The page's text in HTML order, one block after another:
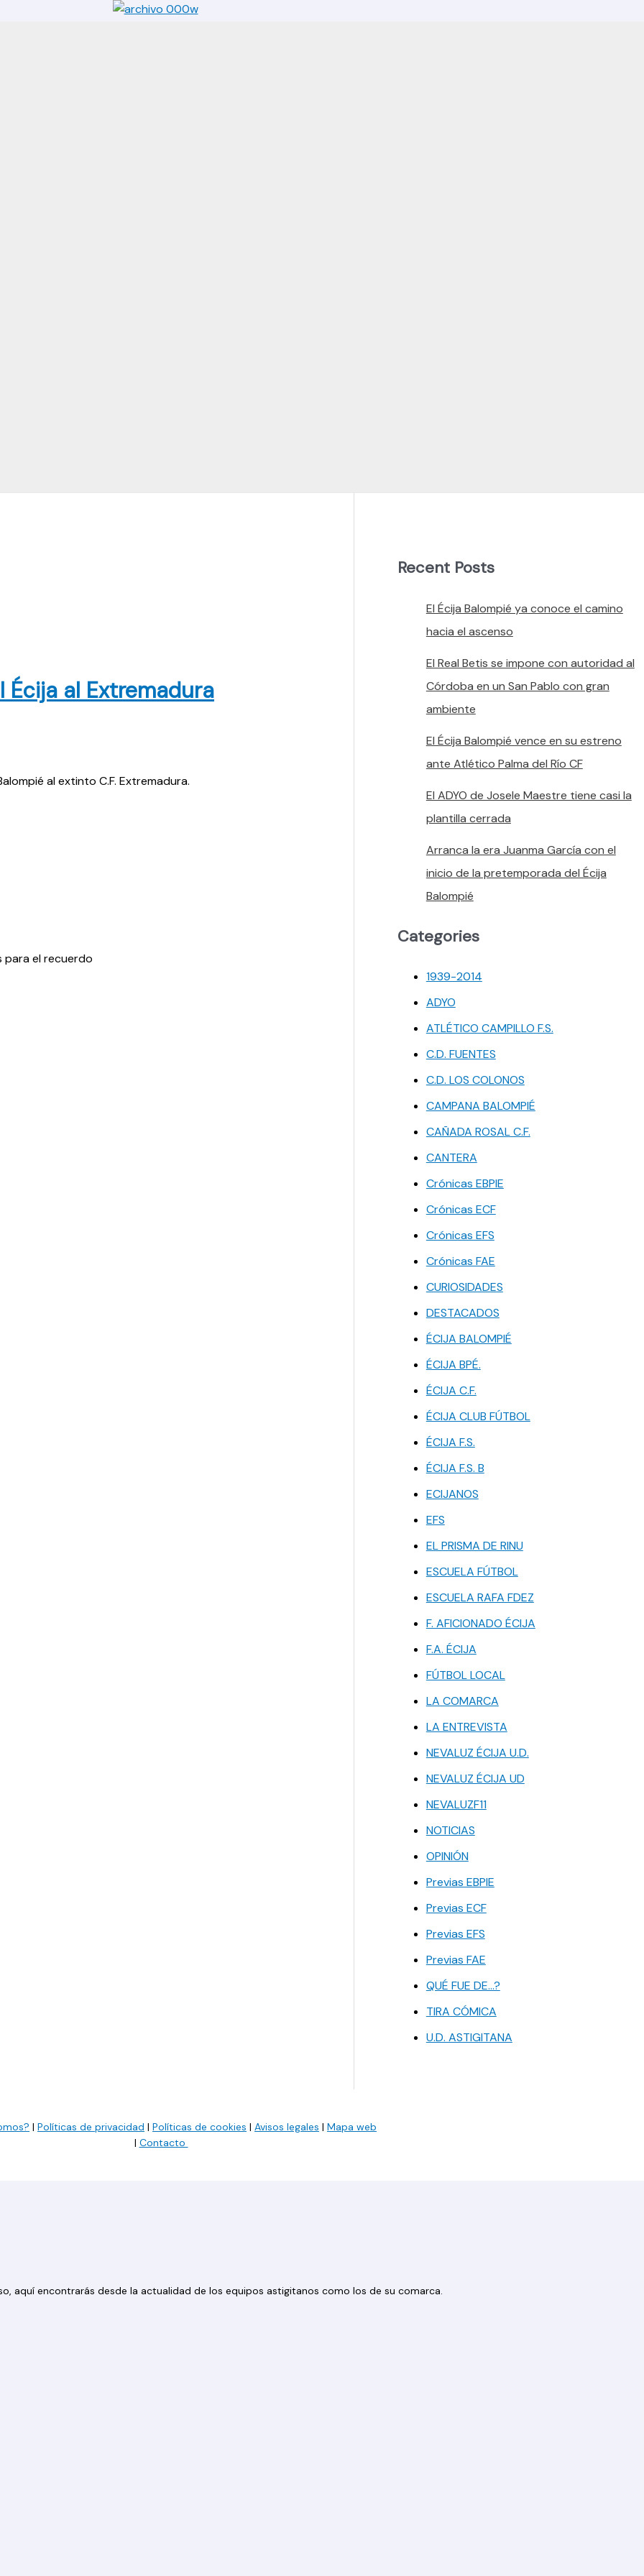
al Extremadura
al extinto C.F. Extremadura.
para el recuerdo
Recent Posts
El Écija Balompié ya conoce el camino
hacia el ascenso
El Real Betis se impone con autoridad al
Córdoba en un San Pablo con gran
ambiente
El Écija Balompié vence en su estreno
ante Atlético Palma del Río CF
El ADYO de Josele Maestre tiene casi la
plantilla cerrada
Arranca la era Juanma García con el
inicio de la pretemporada del Écija
Balompié
Categories
1939-2014
ADYO
ATLÉTICO CAMPILLO F.S.
C.D. FUENTES
C.D. LOS COLONOS
CAMPANA BALOMPIÉ
CAÑADA ROSAL C.F.
CANTERA
Crónicas EBPIE
Crónicas ECF
Crónicas EFS
Crónicas FAE
CURIOSIDADES
DESTACADOS
ÉCIJA BALOMPIÉ
ÉCIJA BPÉ.
ÉCIJA C.F.
ÉCIJA CLUB FÚTBOL
ÉCIJA F.S.
ÉCIJA F.S. B
ECIJANOS
EFS
EL PRISMA DE RINU
ESCUELA FÚTBOL
ESCUELA RAFA FDEZ
F. AFICIONADO ÉCIJA
F.A. ÉCIJA
FÚTBOL LOCAL
LA COMARCA
LA ENTREVISTA
NEVALUZ ÉCIJA U.D.
NEVALUZ ÉCIJA UD
NEVALUZF11
NOTICIAS
OPINIÓN
Previas EBPIE
Previas ECF
Previas EFS
Previas FAE
QUÉ FUE DE…?
TIRA CÓMICA
U.D. ASTIGITANA
| Políticas de privacidad | Políticas de cookies | Avisos legales | Mapa web
| Contacto
aquí encontrarás desde la actualidad de los equipos astigitanos como los de su comarca.